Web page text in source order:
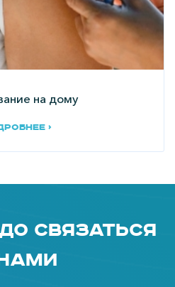
на дому
›
связаться